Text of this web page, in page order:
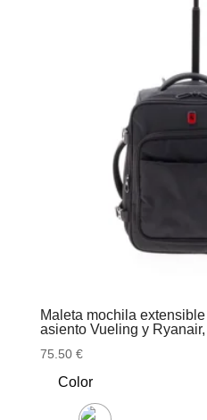
Maleta mochila
asiento Vueling y
75.50 €
Color